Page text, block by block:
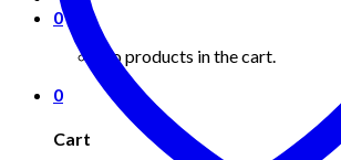
0
No products in the cart.
0
Cart